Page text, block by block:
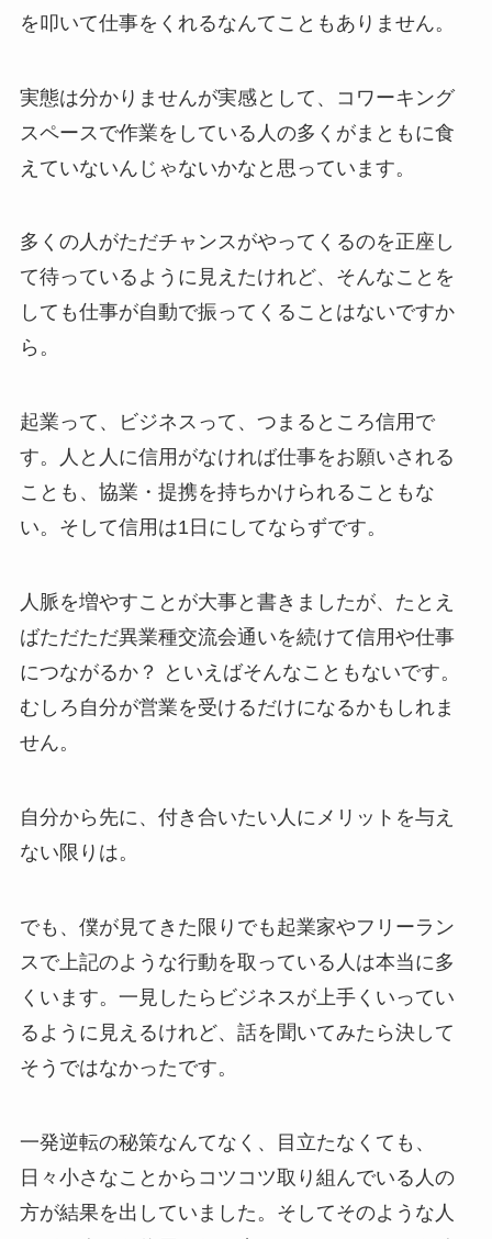
を叩いて仕事をくれるなんてこともありません。
実態は分かりませんが実感として、コワーキング
スペースで作業をしている人の多くがまともに食
えていないんじゃないかなと思っています。
多くの人がただチャンスがやってくるのを正座し
て待っているように見えたけれど、そんなことを
しても仕事が自動で振ってくることはないですか
ら。
起業って、ビジネスって、つまるところ信用で
す。人と人に信用がなければ仕事をお願いされる
ことも、協業・提携を持ちかけられることもな
い。そして信用は1日にしてならずです。
人脈を増やすことが大事と書きましたが、たとえ
ばただただ異業種交流会通いを続けて信用や仕事
につながるか？ といえばそんなこともないです。
むしろ自分が営業を受けるだけになるかもしれま
せん。
自分から先に、付き合いたい人にメリットを与え
ない限りは。
でも、僕が見てきた限りでも起業家やフリーラン
スで上記のような行動を取っている人は本当に多
くいます。一見したらビジネスが上手くいってい
るように見えるけれど、話を聞いてみたら決して
そうではなかったです。
一発逆転の秘策なんてなく、目立たなくても、
日々小さなことからコツコツ取り組んでいる人の
方が結果を出していました。そしてそのような人